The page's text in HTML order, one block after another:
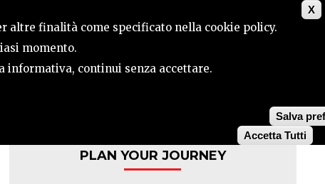
X
altre finalità come specificato nella cookie policy.
momento.
informativa, continui senza accettare.
Salva
Accetta Tutti
CONTACTS SEARCH
PLAN YOUR JOURNEY